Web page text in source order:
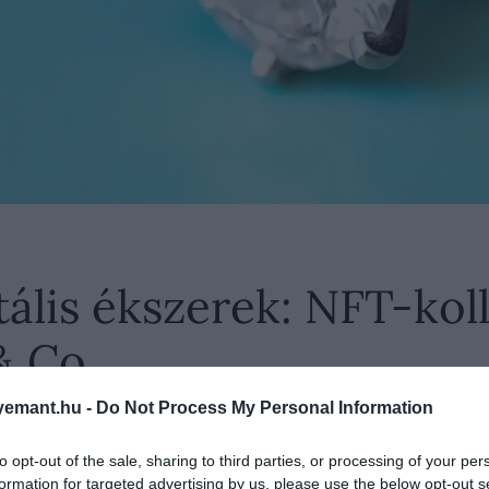
- Do Not Process My Personal Information
opt-out of the sale, sharing to third parties, or processing of your
for targeted advertising by us, please use the below opt-out
ékszerek: NFT-
Co.
& Co. egy 250 darabos kollekcióval új szintre